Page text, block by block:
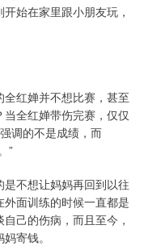
始在家里跟小朋友玩，
红婵并不想比赛，甚至
全红婵带伤完赛，仅仅
调的不是成绩，而
”
不想让妈妈再回到以往
面训练的时候一直都是
己的伤病，而且至今，
寄钱。